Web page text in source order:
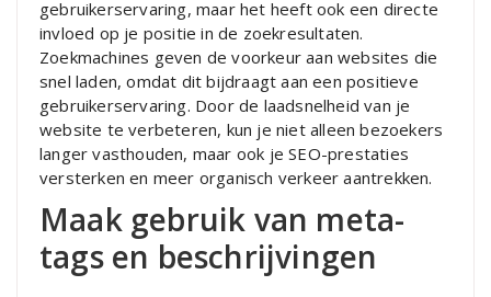
gebruikerservaring, maar het heeft ook een directe
invloed op je positie in de zoekresultaten.
Zoekmachines geven de voorkeur aan websites die
snel laden, omdat dit bijdraagt aan een positieve
gebruikerservaring. Door de laadsnelheid van je
website te verbeteren, kun je niet alleen bezoekers
langer vasthouden, maar ook je SEO-prestaties
versterken en meer organisch verkeer aantrekken.
Maak gebruik van meta-
tags en beschrijvingen